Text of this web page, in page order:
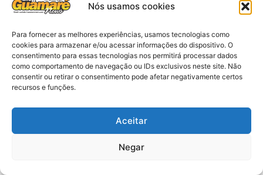
Nós usamos cookies
Para fornecer as melhores experiências, usamos tecnologias como
cookies para armazenar e/ou acessar informações do dispositivo. O
consentimento para essas tecnologias nos permitirá processar dados
como comportamento de navegação ou IDs exclusivos neste site. Não
consentir ou retirar o consentimento pode afetar negativamente certos
recursos e funções.
Aceitar
Negar
Agenda: 10ª Mostra Pedagógica
da Casa Durval Paiva acontecerá
nesta quarta-feira (29)